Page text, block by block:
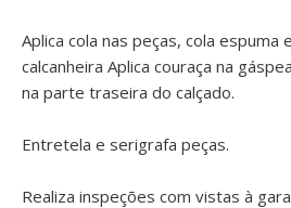
Aplica cola nas peças, cola espuma
calcanheira Aplica couraça na
na parte traseira do calçado.
Entretela e serigrafa peças.
Realiza inspeções com vistas à